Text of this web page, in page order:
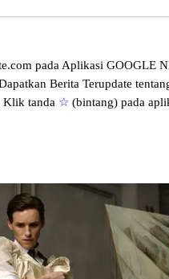
pada Aplikasi GOOGLE
Berita Terupdate
Klik tanda ☆ (bintang) pada